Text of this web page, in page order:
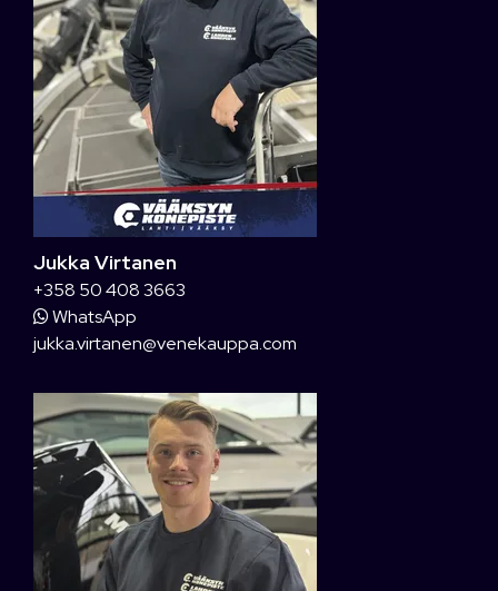
Jukka Virtanen
+358 50 408 3663
WhatsApp
jukka.virtanen@venekauppa.com